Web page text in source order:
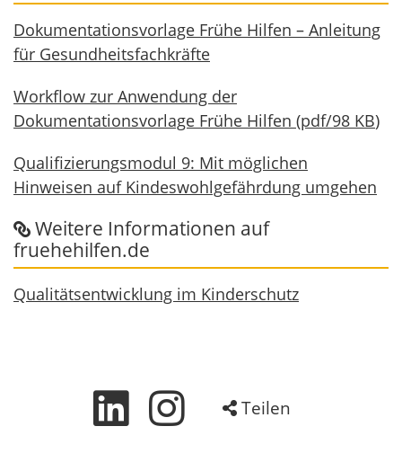
Dokumentationsvorlage Frühe Hilfen – Anleitung
für Gesundheitsfachkräfte
Workflow zur Anwendung der
Dokumentationsvorlage Frühe Hilfen (pdf/98 KB)
Qualifizierungsmodul 9: Mit möglichen
Hinweisen auf Kindeswohlgefährdung umgehen
Weitere Informationen auf
fruehehilfen.de
Qualitätsentwicklung im Kinderschutz
Teilen